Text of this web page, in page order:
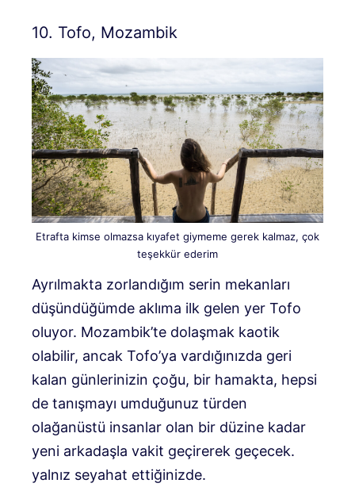
10. Tofo, Mozambik
Etrafta kimse olmazsa kıyafet giymeme gerek kalmaz, çok
teşekkür ederim
Ayrılmakta zorlandığım serin mekanları
düşündüğümde aklıma ilk gelen yer Tofo
oluyor. Mozambik’te dolaşmak kaotik
olabilir, ancak Tofo’ya vardığınızda geri
kalan günlerinizin çoğu, bir hamakta, hepsi
de tanışmayı umduğunuz türden
olağanüstü insanlar olan bir düzine kadar
yeni arkadaşla vakit geçirerek geçecek.
yalnız seyahat ettiğinizde.